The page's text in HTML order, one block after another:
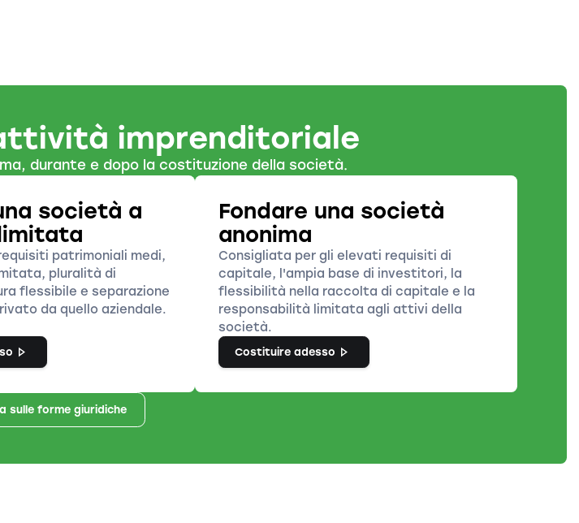
imprenditoriale
durante e dopo la costituzione della società.
società a
patrimoniali medi,
pluralità di
flessibile e separazione
da quello aziendale.
Fondare una società
anonima
Consigliata per gli elevati requisiti di
capitale, l'ampia base di investitori, la
flessibilità nella raccolta di capitale e la
responsabilità limitata agli attivi della
società.
Costituire adesso
sulle forme giuridiche